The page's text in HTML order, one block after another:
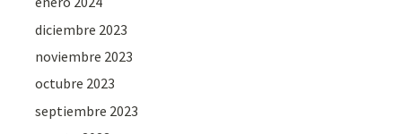
diciembre 2023
noviembre 2023
octubre 2023
septiembre 2023